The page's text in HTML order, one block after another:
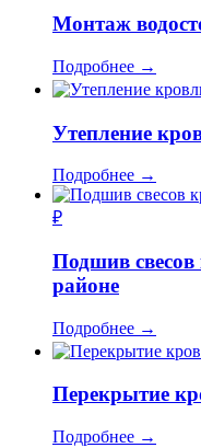
Монтаж
Подробнее →
Утепление
Подробнее →
₽
Подшив
районе
Подробнее →
Перекрытие
Подробнее →